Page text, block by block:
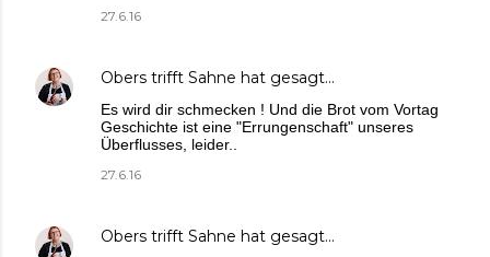
27.6.16
Obers trifft Sahne hat gesagt…
Es wird dir schmecken ! Und die Brot vom Vortag
Geschichte ist eine "Errungenschaft" unseres
Überflusses, leider..
27.6.16
Obers trifft Sahne hat gesagt…